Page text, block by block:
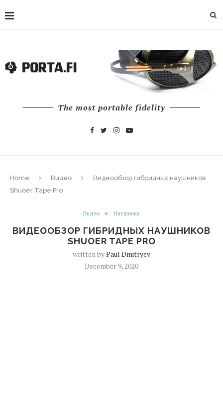
The most portable fidelity
Home Видео
Видеообзор гибридных наушников
Shuoer Tape Pro
Видео Наушники
ВИДЕООБЗОР ГИБРИДНЫХ НАУШНИКОВ
SHUOER TAPE PRO
written byPaul Dmitryev
December 9, 2020